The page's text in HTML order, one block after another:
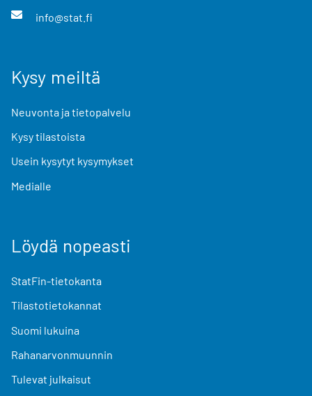
info@stat.fi
Kysy meiltä
Neuvonta ja tietopalvelu
Kysy tilastoista
Usein kysytyt kysymykset
Medialle
Löydä nopeasti
StatFin-tietokanta
Tilastotietokannat
Suomi lukuina
Rahanarvonmuunnin
Tulevat julkaisut